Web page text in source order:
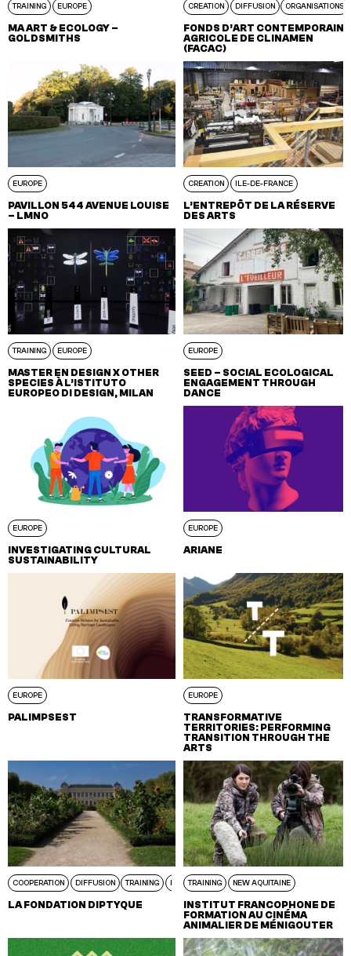
TRAINING EUROPE
MA ART & ECOLOGY –
GOLDSMITHS
CREATION DIFFUSION ORGANISATIONS
FONDS D’ART CONTEMPORAIN
AGRICOLE DE CLINAMEN
(FACAC)
EUROPE
PAVILLON 544 AVENUE LOUISE
– LMNO
CREATION ILE-DE-FRANCE
L’ENTREPÔT DE LA RÉSERVE
DES ARTS
TRAINING EUROPE
MASTER EN DESIGN X OTHER
SPECIES À L’ISTITUTO
EUROPEO DI DESIGN, MILAN
EUROPE
SEED – SOCIAL ECOLOGICAL
ENGAGEMENT THROUGH
DANCE
EUROPE
INVESTIGATING CULTURAL
SUSTAINABILITY
EUROPE
ARIANE
EUROPE
PALIMPSEST
EUROPE
TRANSFORMATIVE
TERRITORIES: PERFORMING
TRANSITION THROUGH THE
ARTS
COOPERATION DIFFUSION TRAINING EUROPE
LA FONDATION DIPTYQUE
TRAINING NEW AQUITAINE
INSTITUT FRANCOPHONE DE
FORMATION AU CINÉMA
ANIMALIER DE MÉNIGOUTER